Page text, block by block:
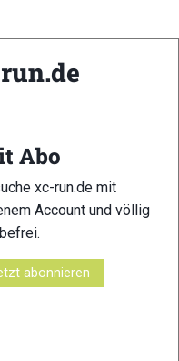
Pinzolo
Abo
xc-run.de mit
Account und völlig
abonnieren